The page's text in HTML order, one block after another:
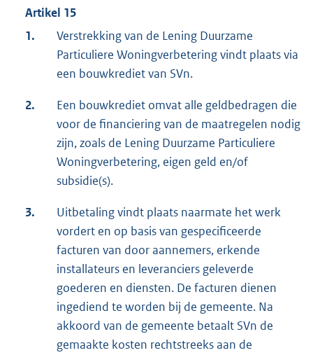
Artikel 15
1.
Verstrekking van de Lening Duurzame
Particuliere Woningverbetering vindt plaats via
een bouwkrediet van SVn.
2.
Een bouwkrediet omvat alle geldbedragen die
voor de financiering van de maatregelen nodig
zijn, zoals de Lening Duurzame Particuliere
Woningverbetering, eigen geld en/of
subsidie(s).
3.
Uitbetaling vindt plaats naarmate het werk
vordert en op basis van gespecificeerde
facturen van door aannemers, erkende
installateurs en leveranciers geleverde
goederen en diensten. De facturen dienen
ingediend te worden bij de gemeente. Na
akkoord van de gemeente betaalt SVn de
gemaakte kosten rechtstreeks aan de